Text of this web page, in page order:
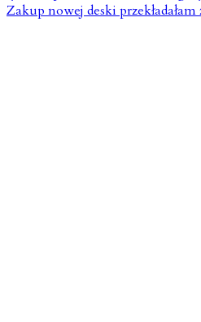
Zakup nowej deski przekładałam